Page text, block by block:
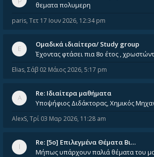
θεματα πολυμερη
paris, Τετ 17 Ιουν 2026, 12:34 pm
Ομαδικά ιδιαίτερα/ Study group
Elias, Σάβ 02 Μάιος 2026, 5:17 pm
Re: Ιδιαίτερα μαθήματα
AlexS, Τρί 03 Μαρ 2026, 11:28 am
Re: [5ο] Επιλεγμένα Θέματα Βι…
Μήπως υπάρχουν παλιά θέματα του